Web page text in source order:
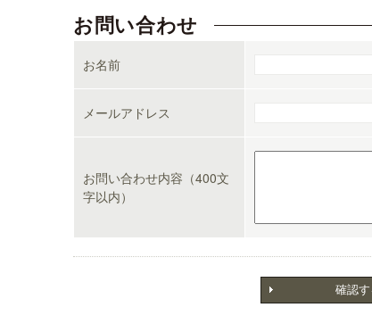
お問い合わせ
お名前
メールアドレス
お問い合わせ内容（400文
字以内）